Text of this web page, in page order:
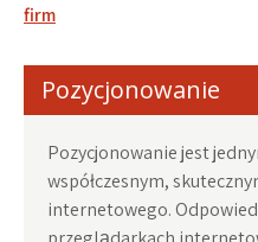
firm
Pozycjonowanie
Pozycjonowanie jest
współczesnym,
internetowego.